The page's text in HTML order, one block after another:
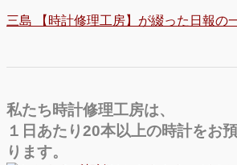
三島 【時計修理工房】が綴った日報の
私たち時計修理工房は、
１日あたり20本以上の時計をお
ります。